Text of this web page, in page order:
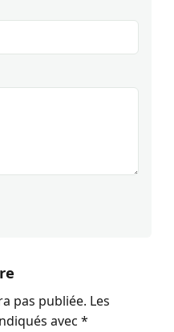
pas publiée. Les
avec *